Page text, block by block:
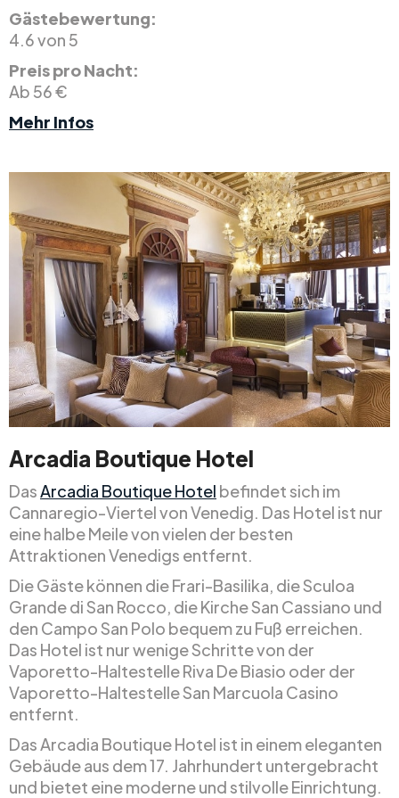
Gästebewertung:
4.6 von 5
Preis pro Nacht:
Ab 56 €
Mehr Infos
Arcadia Boutique Hotel
DasArcadia Boutique Hotel befindet sich im
Cannaregio-Viertel von Venedig. Das Hotel ist nur
eine halbe Meile von vielen der besten
Attraktionen Venedigs entfernt.
Die Gäste können die Frari-Basilika, die Sculoa
Grande di San Rocco, die Kirche San Cassiano und
den Campo San Polo bequem zu Fuß erreichen.
Das Hotel ist nur wenige Schritte von der
Vaporetto-Haltestelle Riva De Biasio oder der
Vaporetto-Haltestelle San Marcuola Casino
entfernt.
Das Arcadia Boutique Hotel ist in einem eleganten
Gebäude aus dem 17. Jahrhundert untergebracht
und bietet eine moderne und stilvolle Einrichtung.